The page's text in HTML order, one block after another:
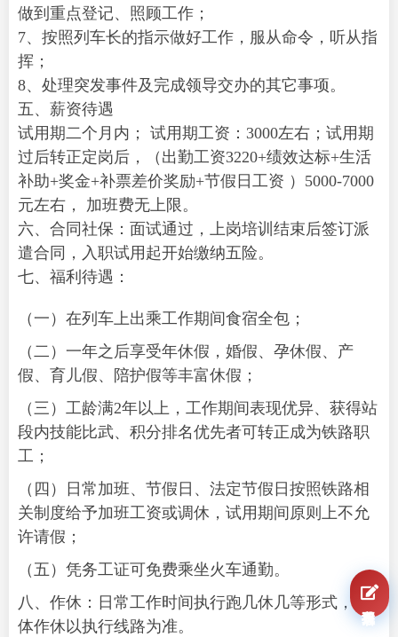
做到重点登记、照顾工作；
7、按照列车长的指示做好工作，服从命令，听从指
挥；
8、处理突发事件及完成领导交办的其它事项。
五、薪资待遇
试用期二个月内； 试用期工资：3000左右；试用期
过后转正定岗后，（出勤工资3220+绩效达标+生活
补助+奖金+补票差价奖励+节假日工资 ）5000-7000
元左右， 加班费无上限。
六、合同社保：面试通过，上岗培训结束后签订派
遣合同，入职试用起开始缴纳五险。
七、福利待遇：
（一）在列车上出乘工作期间食宿全包；
（二）一年之后享受年休假，婚假、孕休假、产
假、育儿假、陪护假等丰富休假；
（三）工龄满2年以上，工作期间表现优异、获得站
段内技能比武、积分排名优先者可转正成为铁路职
工；
（四）日常加班、节假日、法定节假日按照铁路相
关制度给予加班工资或调休，试用期间原则上不允
许请假；
（五）凭务工证可免费乘坐火车通勤。
八、作休：日常工作时间执行跑几休几等形式，具
体作休以执行线路为准。
我要报名